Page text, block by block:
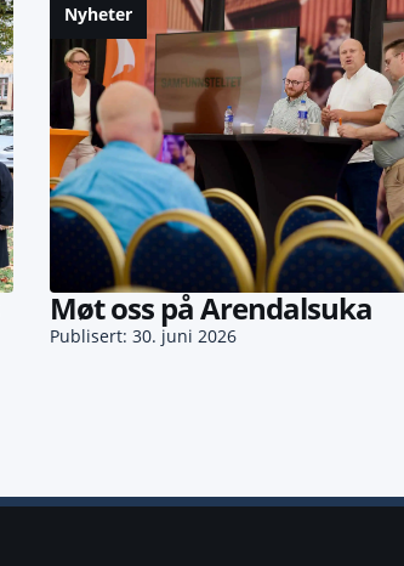
Nyheter
Møt oss på Arendalsuka
Publisert: 30. juni 2026